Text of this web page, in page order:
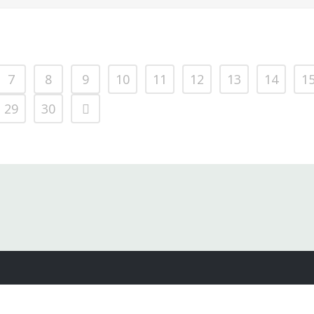
7 8 9 10 11 12 13 14
29 30